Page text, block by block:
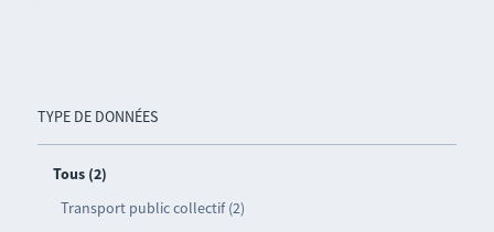
TYPE DE DONNÉES
Tous (2)
Transport public collectif (2)